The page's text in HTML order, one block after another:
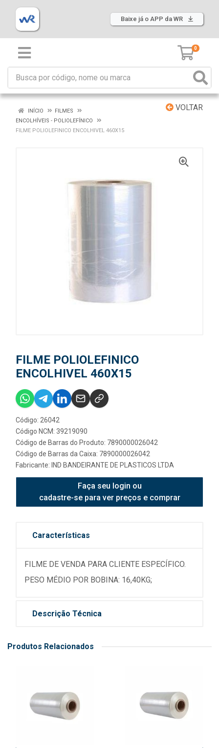
Baixe já o APP da WR
0
VOLTAR
INÍCIO
FILMES
ENCOLHÍVEIS - POLIOLEFÍNICO
FILME POLIOLEFINICO ENCOLHIVEL 460X15
FILME POLIOLEFINICO
ENCOLHIVEL 460X15
Código: 26042
Código NCM: 39219090
Código de Barras do Produto: 7890000026042
Código de Barras da Caixa: 7890000026042
Fabricante: IND BANDEIRANTE DE PLASTICOS LTDA
Faça seu login ou
cadastre-se para ver preços e comprar
Características
FILME DE VENDA PARA CLIENTE ESPECÍFICO.
PESO MÉDIO POR BOBINA: 16,40KG;
Descrição Técnica
Produtos Relacionados